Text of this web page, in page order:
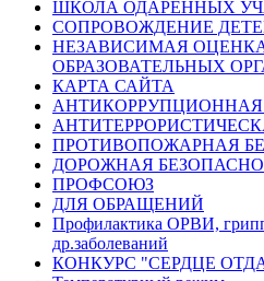
ШКОЛА ОДАРЁННЫХ
СОПРОВОЖДЕНИЕ
НЕЗАВИСИМАЯ
ОБРАЗОВАТЕЛЬНЫХ
КАРТА САЙТА
ПРОТИВОПОЖАРНАЯ
ДОРОЖНАЯ
ПРОФСОЮЗ
ДЛЯ ОБРАЩЕНИЙ
Профилактика ОРВИ,
др.заболеваний
КОНКУРС "СЕРДЦЕ